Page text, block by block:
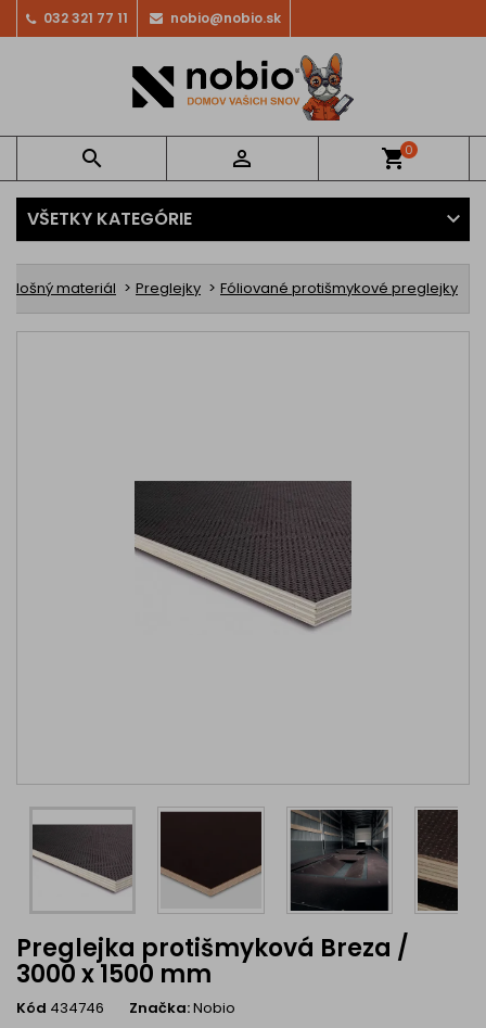
032 321 77 11 nobio@nobio.sk
  shopping_cart0
VŠETKY KATEGÓRIE
materiál Preglejky Fóliované protišmykové preglejky
Preglejka protišmyková Breza /
3000 x 1500 mm
Kód 434746 Značka:Nobio